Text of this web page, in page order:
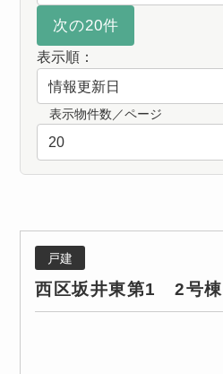
表示順：
表示物件数／ページ
戸建
西区坂井東第1 2号棟